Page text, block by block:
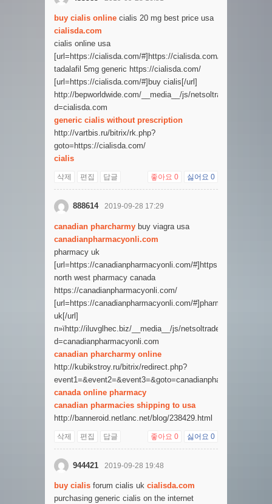
buy cialis online cialis 20 mg best price usa
cialisda.com
cialis online usa
[url=https://cialisda.com/#]https://cialisda.com/[/url]
tadalafil 5mg generic https://cialisda.com/
[url=https://cialisda.com/#]buy cialis[/url]
http://bepworldwide.com/__media__/js/netsoltrademark.php?
d=cialisda.com
generic cialis without prescription
http://vartbis.ru/bitrix/rk.php?
goto=https://cialisda.com/
cialis
삭제 편집 답글 좋아요 0 싫어요 0
888614 2019-09-28 17:29
canadian pharcharmy buy viagra usa
canadianpharmacyonli.com
pharmacy uk
[url=https://canadianpharmacyonli.com/#]https://
north west pharmacy canada
https://canadianpharmacyonli.com/
[url=https://canadianpharmacyonli.com/#]pharmacy
uk[/url]
п»їhttp://iluvglhec.biz/__media__/js/netsoltrademark.php?
d=canadianpharmacyonli.com
canadian pharcharmy online
http://kubikstroy.ru/bitrix/redirect.php?
event1=&event2=&event3=&goto=canadianpharmacyonli.com
canada online pharmacy
canadian pharmacies shipping to usa
http://banneroid.netlanc.net/blog/238429.html
삭제 편집 답글 좋아요 0 싫어요 0
944421 2019-09-28 19:48
buy cialis forum cialis uk cialisda.com
purchasing generic cialis on the internet